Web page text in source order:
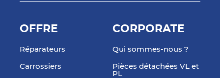
OFFRE
Réparateurs
Carrossiers
CORPORATE
Qui sommes-nous ?
Pièces détachées VL et
PL